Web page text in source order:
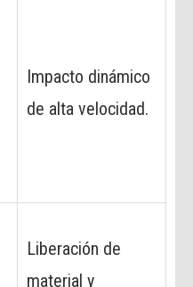
Impacto dinámico
de alta velocidad.
Liberación de
material y